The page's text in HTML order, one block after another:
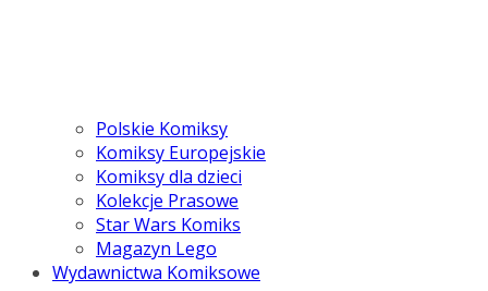
Polskie Komiksy
Komiksy Europejskie
Komiksy dla dzieci
Kolekcje Prasowe
Star Wars Komiks
Magazyn Lego
Wydawnictwa Komiksowe